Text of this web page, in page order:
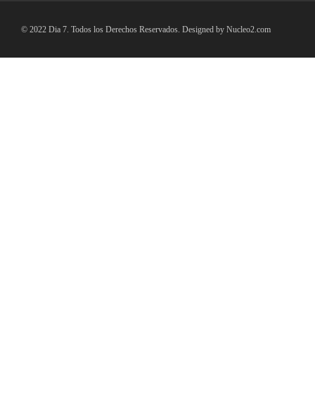
© 2022 Dia 7. Todos los Derechos Reservados. Designed by Nucleo2.com